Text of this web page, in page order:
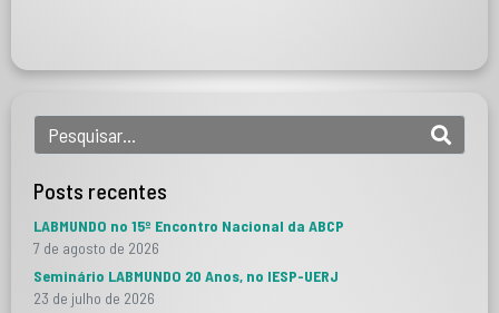
Posts recentes
LABMUNDO no 15º Encontro Nacional da ABCP
7 de agosto de 2026
Seminário LABMUNDO 20 Anos, no IESP-UERJ
23 de julho de 2026